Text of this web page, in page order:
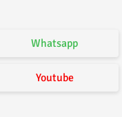
Whatsapp
Youtube